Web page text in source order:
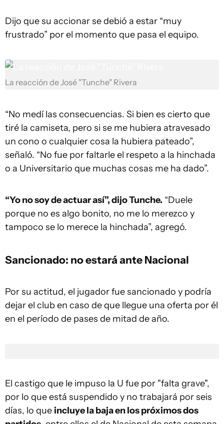
Dijo que su accionar se debió a estar “muy
frustrado” por el momento que pasa el equipo.
La reacción de José "Tunche" Rivera
“No medí las consecuencias. Si bien es cierto que
tiré la camiseta, pero si se me hubiera atravesado
un cono o cualquier cosa la hubiera pateado”,
señaló. “No fue por faltarle el respeto a la hinchada
o a Universitario que muchas cosas me ha dado”.
“Yo no soy de actuar así”, dijo Tunche. “Duele
porque no es algo bonito, no me lo merezco y
tampoco se lo merece la hinchada”, agregó.
Sancionado: no estará ante Nacional
Por su actitud, el jugador fue sancionado y podría
dejar el club en caso de que llegue una oferta por él
en el período de pases de mitad de año.
El castigo que le impuso la U fue por "falta grave",
por lo que está suspendido y no trabajará por seis
días, lo que incluye la baja en los próximos dos